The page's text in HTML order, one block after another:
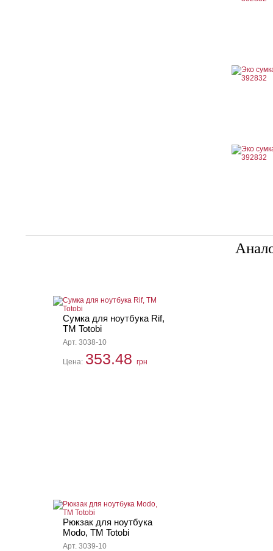
Сумка для ноутбука Rif,
TM Totobi
Арт. 3038-10
Цена: 353.48 грн
Рюкзак для ноутбука
Modo, TM Totobi
Арт. 3039-10